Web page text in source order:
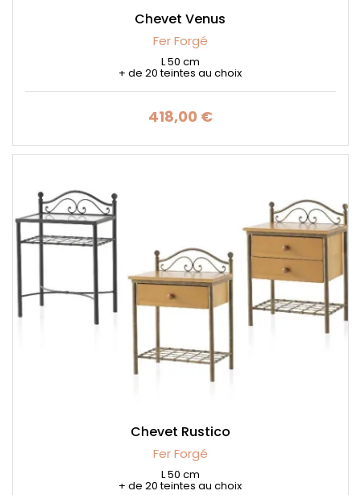
Chevet Venus
Fer Forgé
L 50 cm
+ de 20 teintes au choix
Prix
418,00 €
Chevet Rustico
Fer Forgé
L 50 cm
+ de 20 teintes au choix